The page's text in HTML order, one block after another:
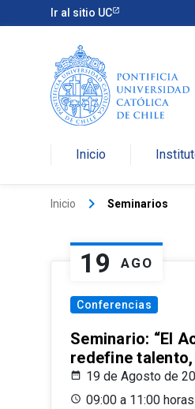
Ir al sitio UC
Inicio
Inicio keyboard_arrow_right Seminarios
19 AGO
Conferencias
Seminario: “El
redefine
19 de Agosto de
09:00 a 11:00 horas